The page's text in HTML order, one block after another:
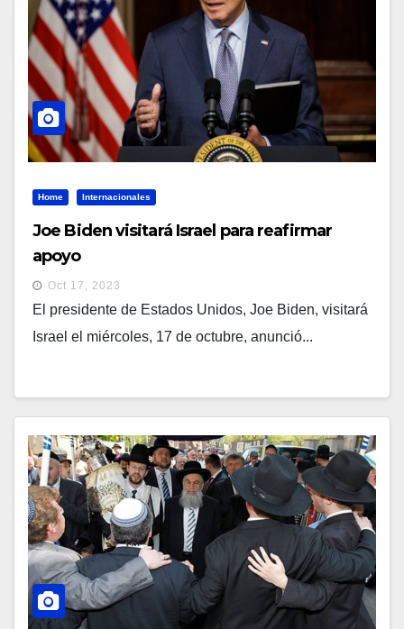
Home Internacionales
Joe Biden visitará Israel para reafirmar
apoyo
Oct 17, 2023
El presidente de Estados Unidos, Joe Biden, visitará
Israel el miércoles, 17 de octubre, anunció...